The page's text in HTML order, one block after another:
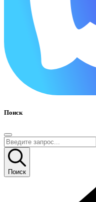
Поиск
Поиск